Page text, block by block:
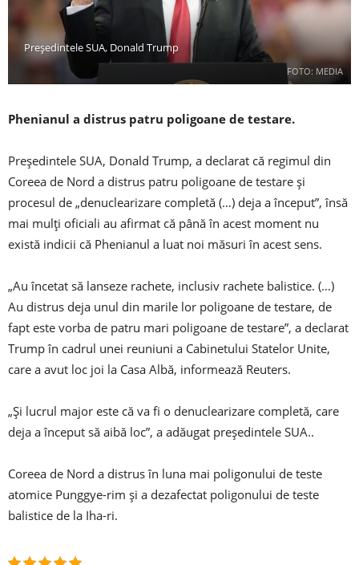
FOTO: MEDIA
Preşedintele SUA, Donald Trump
Phenianul a distrus patru poligoane de testare.
Preşedintele SUA, Donald Trump, a declarat că regimul din
Coreea de Nord a distrus patru poligoane de testare şi
procesul de „denuclearizare completă (…) deja a început”, însă
mai mulţi oficiali au afirmat că până în acest moment nu
există indicii că Phenianul a luat noi măsuri în acest sens.
„Au încetat să lanseze rachete, inclusiv rachete balistice. (…)
Au distrus deja unul din marile lor poligoane de testare, de
fapt este vorba de patru mari poligoane de testare”, a declarat
Trump în cadrul unei reuniuni a Cabinetului Statelor Unite,
care a avut loc joi la Casa Albă, informează Reuters.
„Şi lucrul major este că va fi o denuclearizare completă, care
deja a început să aibă loc”, a adăugat preşedintele SUA..
Coreea de Nord a distrus în luna mai poligonului de teste
atomice Punggye-rim şi a dezafectat poligonului de teste
balistice de la Iha-ri.